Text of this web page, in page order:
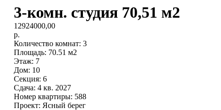
3-комн. студия 70,51 м2
12924000,00
р.
Количество комнат: 3
Площадь: 70.51 м2
Этаж: 7
Дом: 10
Секция: 6
Сдача: 4 кв. 2027
Номер квартиры: 588
Проект: Ясный берег